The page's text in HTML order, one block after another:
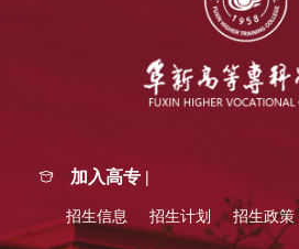
加入高专 |
招生信息 招生计划 招生政策